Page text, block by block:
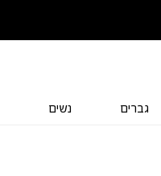
גברים נשים